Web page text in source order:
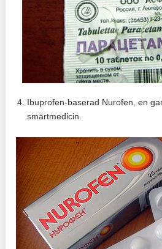
Ibuprofen-baserad Nurofen, en
smärtmedicin.